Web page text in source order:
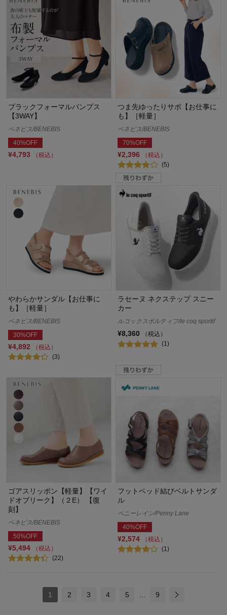
ブラックフォーマルパンプス
【3WAY】
ベネビス/BENEBIS
40%OFF
¥4,793 （税込）
つま先ゆったりサボ【お仕事に
も】［軽量］
ベネビス/BENEBIS
70%OFF
¥2,396
（税込）
(5)
やわらかサンダル【お仕事に
も】［軽量］
ベネビス/BENEBIS
30%OFF
¥4,892
（税込）
(3)
ラセーヌ ネクステップ スニー
カー
ルコックスポルティフ/le coq sportif
¥8,360
（税込）
(1)
ゴアスリッポン【軽量】【ワイ
ドオブリーク】（２E） 【復
刻】
ベネビス/BENEBIS
50%OFF
¥5,494
（税込）
(22)
フットベッド結びベルトサンダ
ル
ペニーレイン/Penny Lane
40%OFF
¥2,574
（税込）
(1)
1 2 3 4 5 … 9